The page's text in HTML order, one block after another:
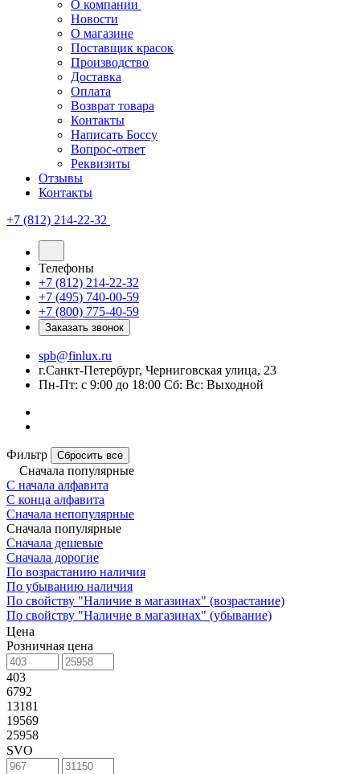
О компании
Новости
О магазине
Поставщик красок
Производство
Доставка
Оплата
Возврат товара
Контакты
Написать Боссу
Вопрос-ответ
Реквизиты
Отзывы
Контакты
+7 (812) 214-22-32
Телефоны
+7 (812) 214-22-32
+7 (495) 740-00-59
+7 (800) 775-40-59
Заказать звонок
spb@finlux.ru
г.Санкт-Петербург, Черниговская улица, 23
Пн-Пт: с 9:00 до 18:00 Сб: Вс: Выходной
Фильтр Сбросить все
Сначала популярные
С начала алфавита
С конца алфавита
Сначала непопулярные
Сначала популярные
Сначала дешевые
Сначала дорогие
По возрастанию наличия
По убыванию наличия
По свойству "Наличие в магазинах" (возрастание)
По свойству "Наличие в магазинах" (убывание)
Цена
Розничная цена
403
6792
13181
19569
25958
SVO